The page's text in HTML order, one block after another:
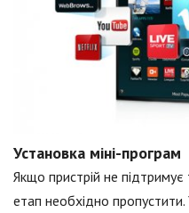
Установка міні-програм
Якщо пристрій не
етап необхідно пропустити.